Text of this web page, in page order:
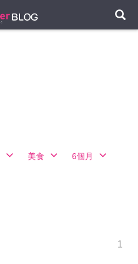
美食 6個月
1